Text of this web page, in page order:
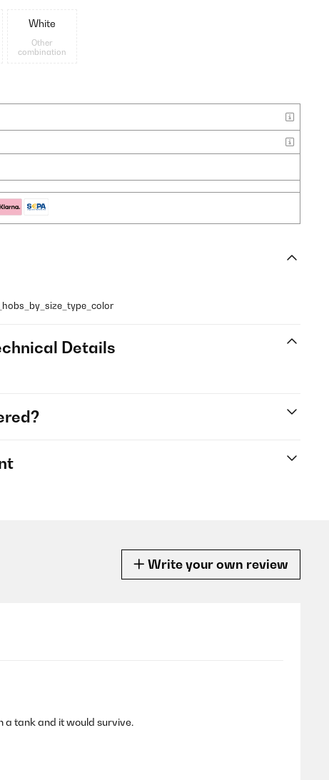
White
Other
combination
Details
Write your own review
a tank and it would survive.